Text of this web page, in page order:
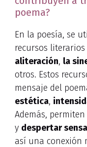
poema?
En la poesía, se
recursos literarios
aliteración, la
otros. Estos
mensaje del
estética,
Además, permiten
y despertar
así una conexión